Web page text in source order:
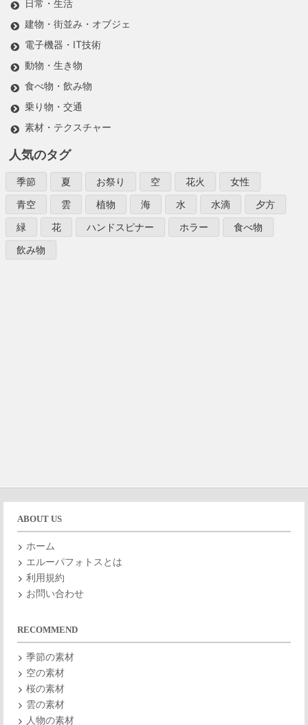
日常・生活
建物・街並み・オブジェ
電子機器・IT技術
動物・生き物
食べ物・飲み物
乗り物・交通
素材・テクスチャー
人気のタグ
季節 夏 お祭り 空 花火
女性
青空
雲 植物 海 水 水滴
夕方
緑
花 ハンドスピナー ホラー
食べ物
飲み物
ABOUT US
ホーム
エルーパフォトスとは
利用規約
お問い合わせ
RECOMMEND
季節の素材
空の素材
桜の素材
雲の素材
人物の素材